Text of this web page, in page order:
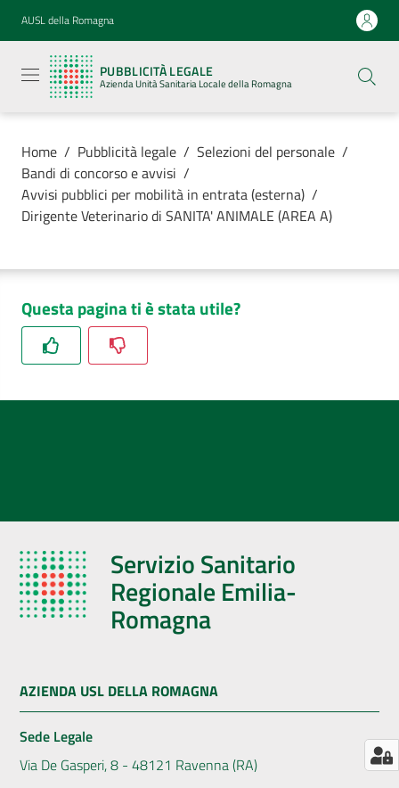
Vai al contenuto
Vai alla navigazione
Vai al footer
AUSL della Romagna
PUBBLICITÀ LEGALE
Azienda Unità Sanitaria Locale della Romagna
legale
Azienda
Unità
Locale della
Luoghi di
cura
Home / Pubblicità legale / Selezioni del personale /
Bandi di concorso e avvisi /
Avvisi pubblici per mobilità in entrata (esterna) /
Dirigente Veterinario di SANITA' ANIMALE (AREA A)
Questa pagina ti è stata utile?
Servizio Sanitario
Regionale Emilia-
Romagna
AZIENDA USL DELLA ROMAGNA
Sede Legale
Via De Gasperi, 8 - 48121 Ravenna (RA)